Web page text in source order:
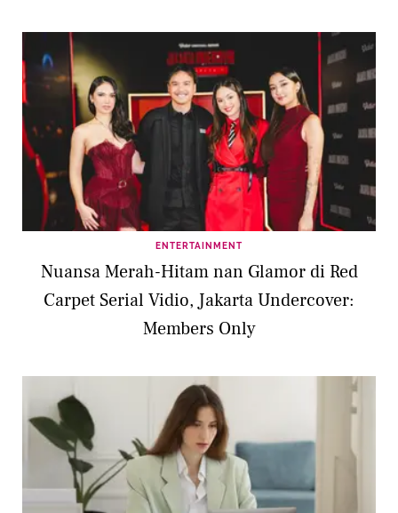
ENTERTAINMENT
Nuansa Merah-Hitam nan Glamor di Red
Carpet Serial Vidio, Jakarta Undercover:
Members Only